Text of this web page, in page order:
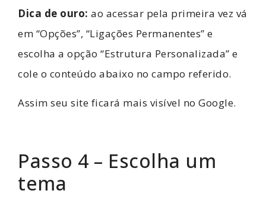
Dica de ouro: ao acessar pela primeira vez vá
em “Opções”, “Ligações Permanentes” e
escolha a opção “Estrutura Personalizada” e
cole o conteúdo abaixo no campo referido.
Assim seu site ficará mais visível no Google.
Passo 4 – Escolha um
tema